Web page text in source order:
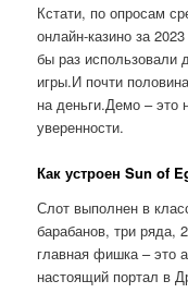
Кстати, по опросам
онлайн-казино за
бы раз использовали
игры.И почти
на деньги.Демо – это
уверенности.
Как устроен Sun of
Слот выполнен в
барабанов, три ряда,
главная фишка – это
настоящий портал в